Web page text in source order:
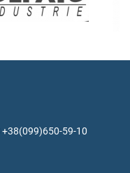
+38(099)650-59-10